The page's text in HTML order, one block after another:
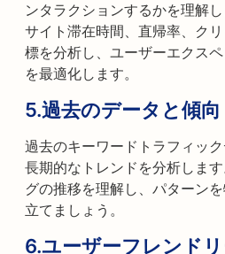
ンタラクションするかを理解し
サイト滞在時間、直帰率、ク
標を分析し、ユーザーエクス
を最適化します。
5.過去のデータと傾向
過去のキーワードトラフィック
長期的なトレンドを分析しま
グの推移を理解し、パターン
立てましょう。
6.ユーザーフレンド